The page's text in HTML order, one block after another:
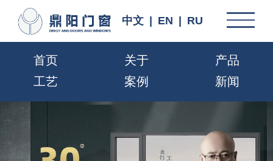
中文 | EN | RU
首页 关于
产品
工艺
案例 新闻